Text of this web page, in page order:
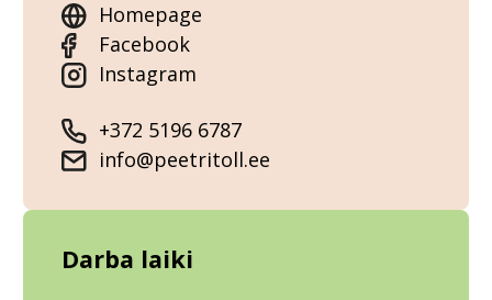
Homepage
Facebook
Instagram
+372 5196 6787
info@peetritoll.ee
Darba laiki